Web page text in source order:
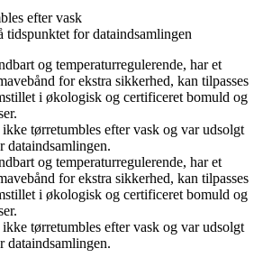
efter vask
tidspunktet for dataindsamlingen
og temperaturregulerende, har et
for ekstra sikkerhed, kan tilpasses
i økologisk og certificeret bomuld og
tørretumbles efter vask og var udsolgt
dataindsamlingen.
og temperaturregulerende, har et
for ekstra sikkerhed, kan tilpasses
i økologisk og certificeret bomuld og
tørretumbles efter vask og var udsolgt
dataindsamlingen.